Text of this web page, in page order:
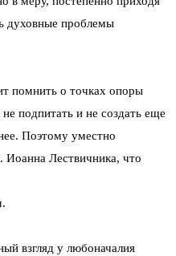
духовные проблемы
помнить о точках опоры
подпитать и не создать еще
Поэтому уместно
Иоанна Лествичника, что
взгляд у любоначалия